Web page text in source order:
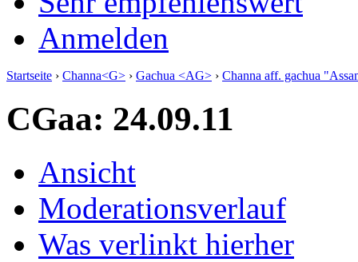
Anmelden
Startseite › Channa<G> › Gachua <AG> › Channa aff. gachua
CGaa: 24.09.11
Ansicht
Moderationsverlauf
Was verlinkt hierher